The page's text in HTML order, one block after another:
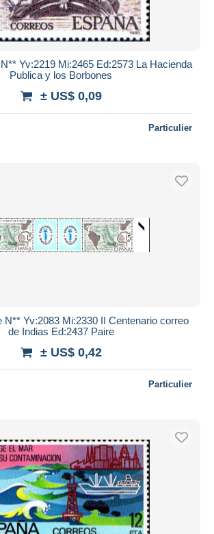
Yv:2219 Mi:2465 Ed:2573 La Hacienda
Publica y los Borbones
± US$ 0,09
Particulier
N** Yv:2083 Mi:2330 II Centenario correo
de Indias Ed:2437 Paire
± US$ 0,42
Particulier